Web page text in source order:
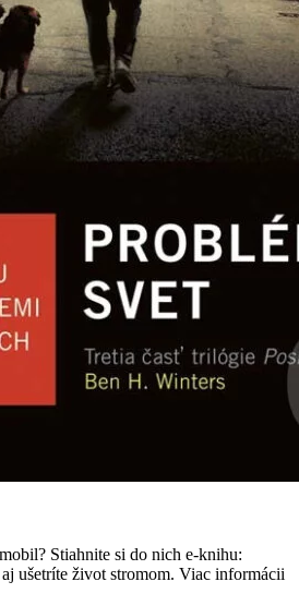
Stiahnite si do nich e-knihu:
ušetríte život stromom. Viac informácii